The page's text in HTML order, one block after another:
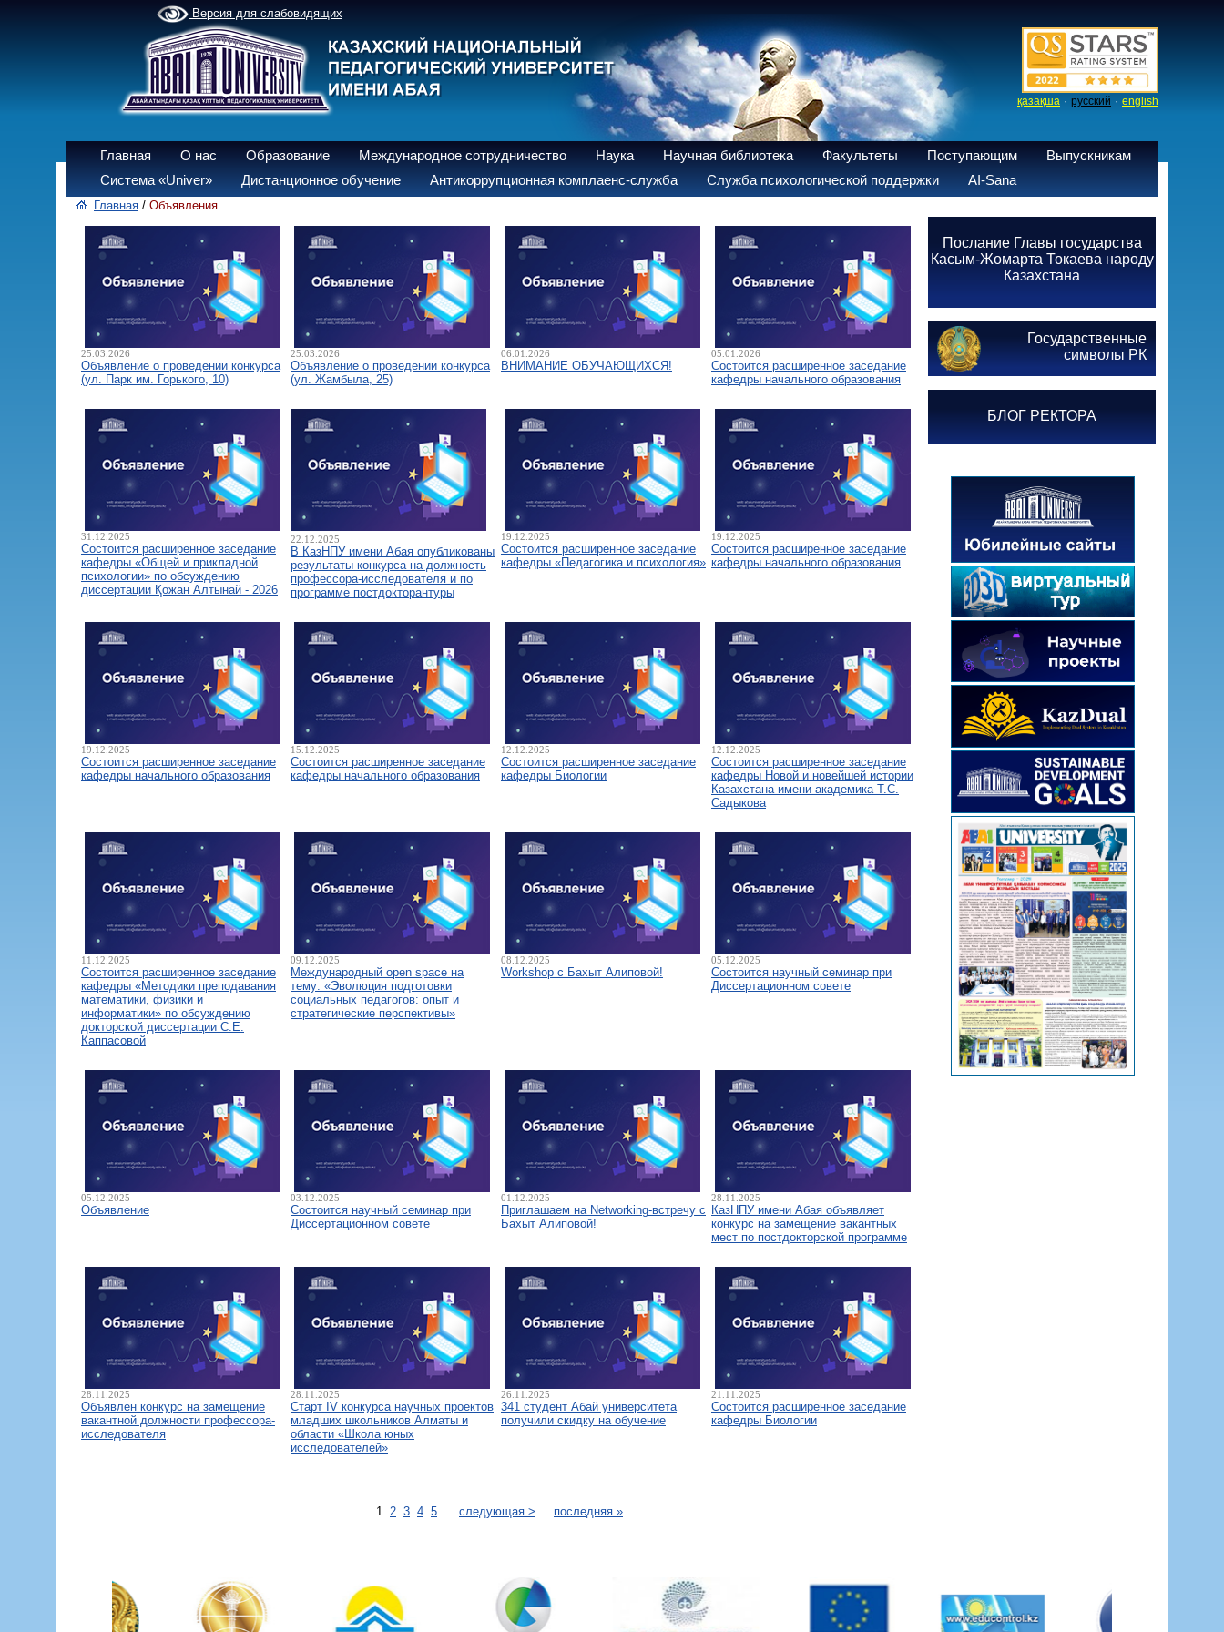
Версия для слабовидящих
қазақша · русский · english
Главная О нас Образование Международное сотрудничество Наука Научная библиотека Факультеты Поступающим
Выпускникам
Система «Univer»
Дистанционное обучение Антикоррупционная комплаенс-служба Служба психологической поддержки AI-Sana
Главная / Объявления
25.03.2026
Объявление о проведении конкурса
(ул. Парк им. Горького, 10)
25.03.2026
Объявление о проведении конкурса
(ул. Жамбыла, 25)
06.01.2026
ВНИМАНИЕ ОБУЧАЮЩИХСЯ!
05.01.2026
Состоится расширенное заседание
кафедры начального образования
31.12.2025
Состоится расширенное заседание
кафедры «Общей и прикладной
психологии» по обсуждению
диссертации Қожан Алтынай - 2026
22.12.2025
В КазНПУ имени Абая опубликованы
результаты конкурса на должность
профессора-исследователя и по
программе постдокторантуры
19.12.2025
Состоится расширенное заседание
кафедры «Педагогика и психология»
19.12.2025
Состоится расширенное заседание
кафедры начального образования
19.12.2025
Состоится расширенное заседание
кафедры начального образования
15.12.2025
Состоится расширенное заседание
кафедры начального образования
12.12.2025
Состоится расширенное заседание
кафедры Биологии
12.12.2025
Состоится расширенное заседание
кафедры Новой и новейшей истории
Казахстана имени академика Т.С.
Садыкова
11.12.2025
Состоится расширенное заседание
кафедры «Методики преподавания
математики, физики и
информатики» по обсуждению
докторской диссертации С.Е.
Каппасовой
09.12.2025
Международный open space на
тему: «Эволюция подготовки
социальных педагогов: опыт и
стратегические перспективы»
08.12.2025
Workshop с Бахыт Алиповой!
05.12.2025
Состоится научный семинар при
Диссертационном совете
05.12.2025
Объявление
03.12.2025
Состоится научный семинар при
Диссертационном совете
01.12.2025
Приглашаем на Networking-встречу с
Бахыт Алиповой!
28.11.2025
КазНПУ имени Абая объявляет
конкурс на замещение вакантных
мест по постдокторской программе
28.11.2025
Объявлен конкурс на замещение
вакантной должности профессора-
исследователя
28.11.2025
Старт IV конкурса научных проектов
младших школьников Алматы и
области «Школа юных
исследователей»
26.11.2025
341 студент Абай университета
получили скидку на обучение
21.11.2025
Состоится расширенное заседание
кафедры Биологии
1 2 3 4 5 ... следующая > ... последняя »
Послание Главы государства
Касым-Жомарта Токаева народу
Казахстана
Государственные
символы РК
БЛОГ РЕКТОРА